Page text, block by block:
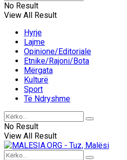
No Result
View All Result
Hyrje
Lajme
Opinione/Editoriale
Etnike/Rajoni/Bota
Mërgata
Kulturë
Sport
Të Ndryshme
No Result
View All Result